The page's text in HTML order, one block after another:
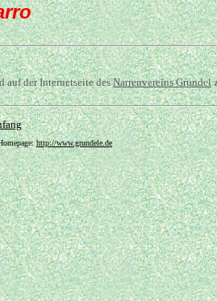
auf der Internetseite desNarrenvereins Grundel
http://www.grundele.de